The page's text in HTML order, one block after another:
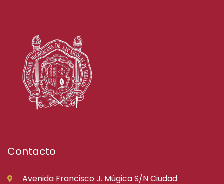
Contacto
Avenida Francisco J. Múgica S/N Ciudad